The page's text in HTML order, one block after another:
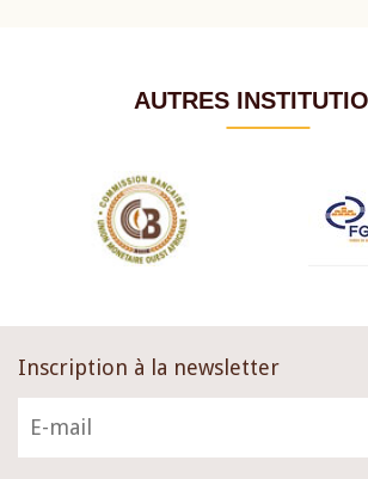
AUTRES
Inscription à la newsletter